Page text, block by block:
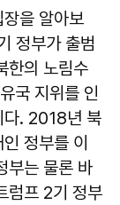
을 알아보
정부가 출범
한의 노림수
국 지위를 인
다. 2018년 북
정부를 이
부는 물론 바
럼프 2기 정부